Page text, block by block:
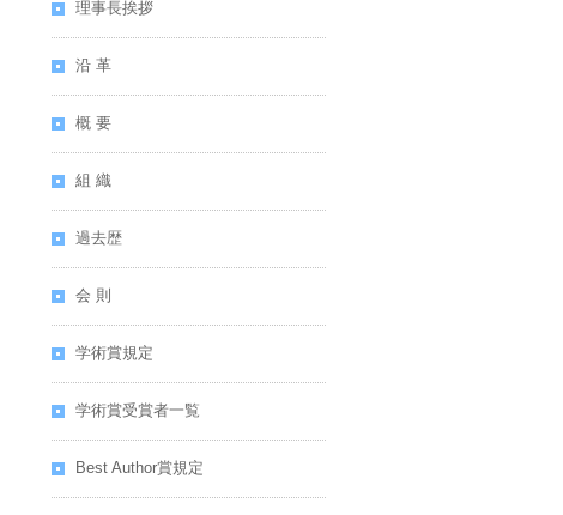
理事長挨拶
沿 革
概 要
組 織
過去歴
会 則
学術賞規定
学術賞受賞者一覧
Best Author賞規定